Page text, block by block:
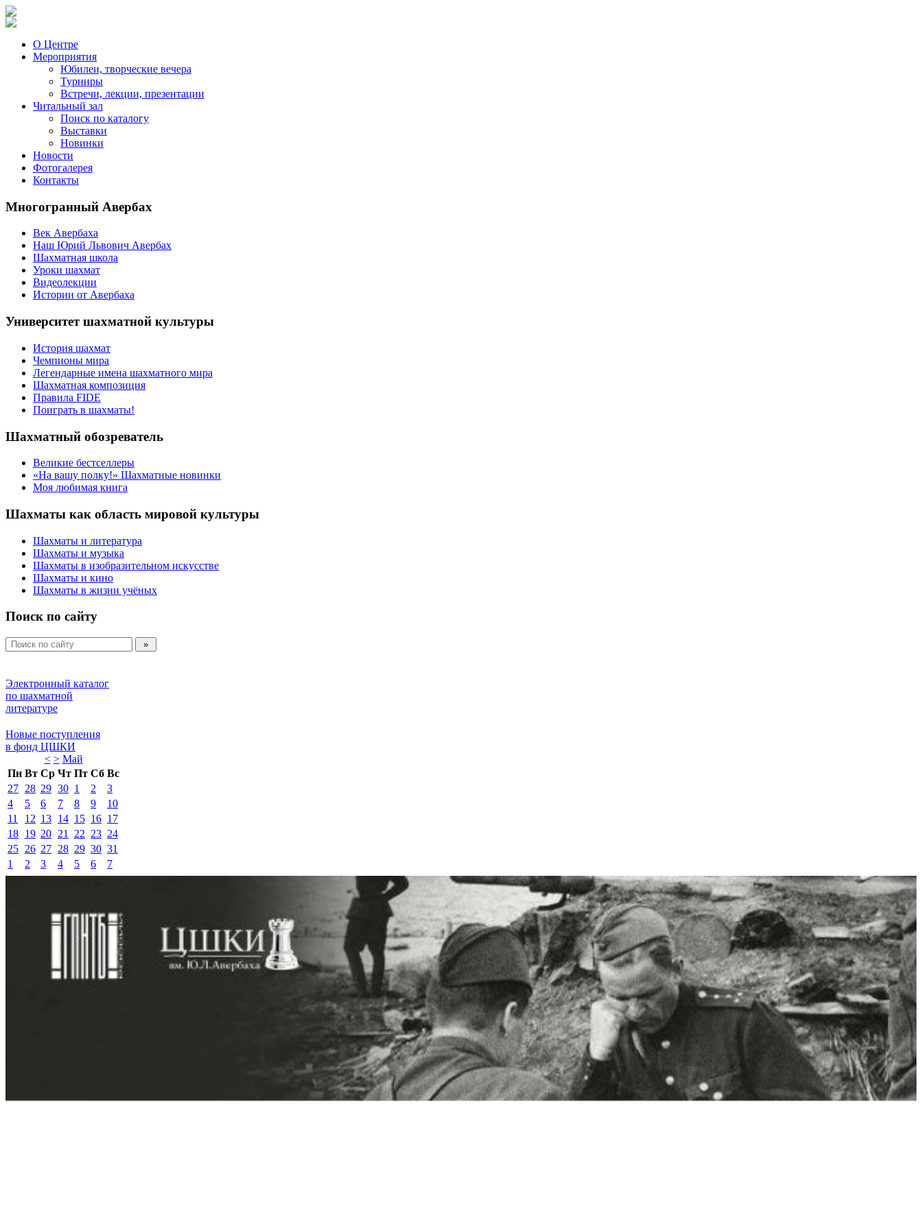
О Центре
Мероприятия
Юбилеи, творческие вечера
Турниры
Встречи, лекции, презентации
Читальный зал
Поиск по каталогу
Выставки
Новинки
Новости
Фотогалерея
Контакты
Многогранный Авербах
Век Авербаха
Наш Юрий Львович Авербах
Шахматная школа
Уроки шахмат
Видеолекции
Истории от Авербаха
Университет шахматной культуры
История шахмат
Чемпионы мира
Легендарные имена шахматного мира
Шахматная композиция
Правила FIDE
Поиграть в шахматы!
Шахматный обозреватель
Великие бестселлеры
«На вашу полку!» Шахматные новинки
Моя любимая книга
Шахматы как область мировой культуры
Шахматы и литература
Шахматы и музыка
Шахматы в изобразительном искусстве
Шахматы и кино
Шахматы в жизни учёных
Поиск по сайту
Электронный каталог
по шахматной
литературе
Новые поступления
в фонд ЦШКИ
< > Май
Пн Вт Ср Чт Пт Сб Вс
27 28 29 30 1 2
3
4
5 6 7 8 9
10
11
12 13 14 15 16 17
18 19 20 21 22 23 24
25 26 27 28 29 30 31
1
2 3 4 5 6 7